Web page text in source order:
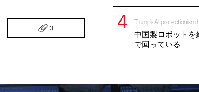
3
Trump’s AI protectionism
中国製ロボットを
で回っている